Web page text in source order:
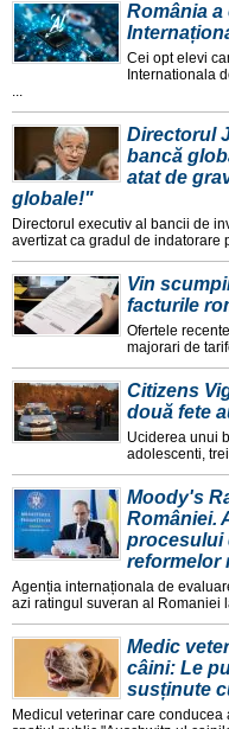
România a
Cei opt elevi
Internationala
...
Directorul
bancă
atat de
globale!"
Directorul executiv al bancii de
avertizat ca gradul de indatorare
Vin
facturile
Ofertele
majorari de
Citizens
două fete
Uciderea unui
adolescenti,
Moody's
României.
procesului
reformelor
Agenția internaționala de
azi ratingul suveran al Romaniei
Medic
câini: Le
susținute
Medicul veterinar care